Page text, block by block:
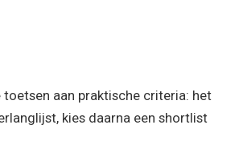
aan praktische criteria: het
kies daarna een shortlist